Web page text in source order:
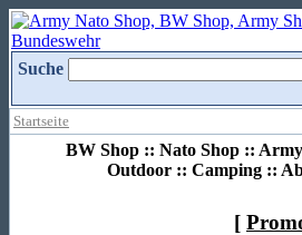
Suche
Startseite
BW Shop :: Nato Shop ::
Outdoor :: Camping ::
[